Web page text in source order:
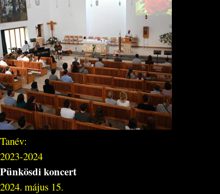
Tanév:
2023-2024
Pünkösdi koncert
2024. május 15.